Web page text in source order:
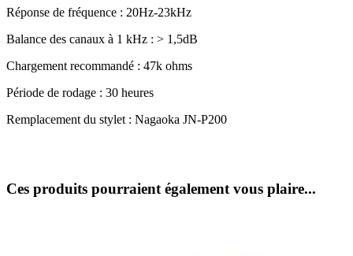
Réponse de fréquence : 20Hz-23kHz
Balance des canaux à 1 kHz : > 1,5dB
Chargement recommandé : 47k ohms
Période de rodage : 30 heures
Remplacement du stylet : Nagaoka JN-P200
Ces produits pourraient également vous plaire...